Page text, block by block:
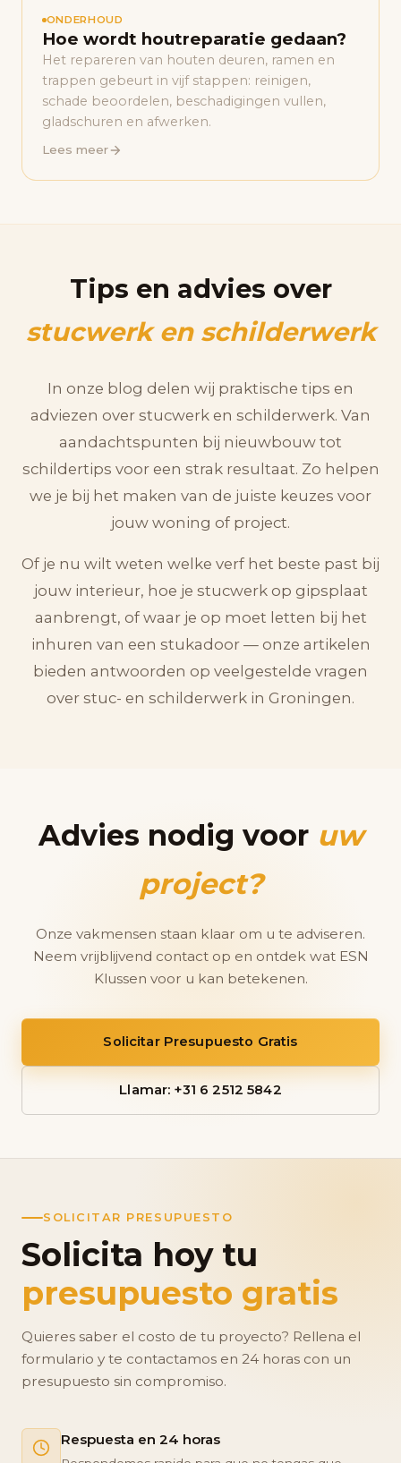
ONDERHOUD
Hoe wordt houtreparatie gedaan?
Het repareren van houten deuren, ramen en
trappen gebeurt in vijf stappen: reinigen,
schade beoordelen, beschadigingen vullen,
gladschuren en afwerken.
Lees meer
Tips en advies over
stucwerk en schilderwerk
In onze blog delen wij praktische tips en
adviezen over stucwerk en schilderwerk. Van
aandachtspunten bij nieuwbouw tot
schildertips voor een strak resultaat. Zo helpen
we je bij het maken van de juiste keuzes voor
jouw woning of project.
Of je nu wilt weten welke verf het beste past bij
jouw interieur, hoe je stucwerk op gipsplaat
aanbrengt, of waar je op moet letten bij het
inhuren van een stukadoor — onze artikelen
bieden antwoorden op veelgestelde vragen
over stuc- en schilderwerk in Groningen.
Advies nodig voor uw
project?
Onze vakmensen staan klaar om u te adviseren.
Neem vrijblijvend contact op en ontdek wat ESN
Klussen voor u kan betekenen.
Solicitar Presupuesto Gratis
Llamar: +31 6 2512 5842
SOLICITAR PRESUPUESTO
Solicita hoy tu
presupuesto gratis
Quieres saber el costo de tu proyecto? Rellena el
formulario y te contactamos en 24 horas con un
presupuesto sin compromiso.
Respuesta en 24 horas